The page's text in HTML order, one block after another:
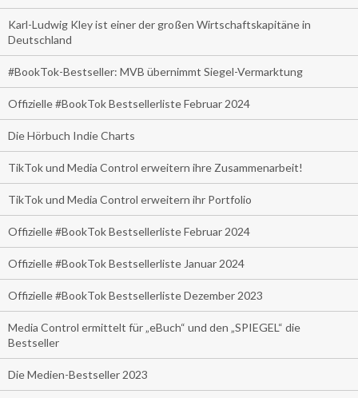
Karl-Ludwig Kley ist einer der großen Wirtschaftskapitäne in
Deutschland
#BookTok-Bestseller: MVB übernimmt Siegel-Vermarktung
Offizielle #BookTok Bestsellerliste Februar 2024
Die Hörbuch Indie Charts
TikTok und Media Control erweitern ihre Zusammenarbeit!
TikTok und Media Control erweitern ihr Portfolio
Offizielle #BookTok Bestsellerliste Februar 2024
Offizielle #BookTok Bestsellerliste Januar 2024
Offizielle #BookTok Bestsellerliste Dezember 2023
Media Control ermittelt für „eBuch“ und den „SPIEGEL“ die
Bestseller
Die Medien-Bestseller 2023